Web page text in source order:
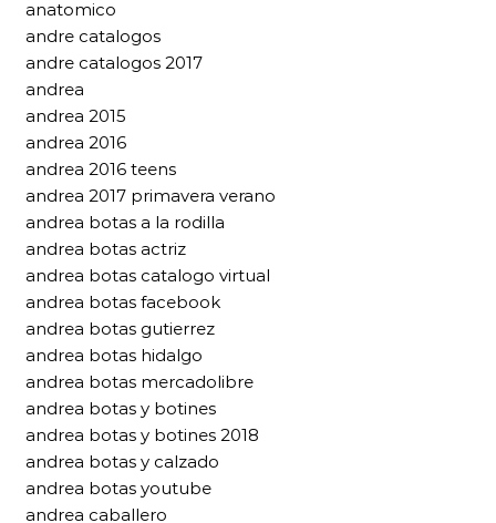
anatomico
andre catalogos
andre catalogos 2017
andrea
andrea 2015
andrea 2016
andrea 2016 teens
andrea 2017 primavera verano
andrea botas a la rodilla
andrea botas actriz
andrea botas catalogo virtual
andrea botas facebook
andrea botas gutierrez
andrea botas hidalgo
andrea botas mercadolibre
andrea botas y botines
andrea botas y botines 2018
andrea botas y calzado
andrea botas youtube
andrea caballero